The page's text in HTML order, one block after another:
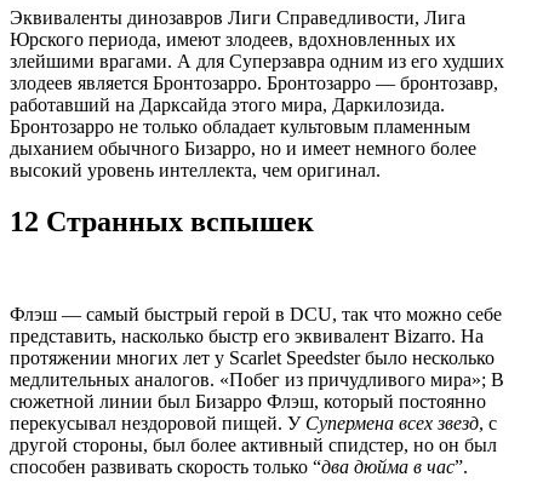
Эквиваленты динозавров Лиги Справедливости, Лига
Юрского периода, имеют злодеев, вдохновленных их
злейшими врагами. А для Суперзавра одним из его худших
злодеев является Бронтозарро. Бронтозарро — бронтозавр,
работавший на Дарксайда этого мира, Даркилозида.
Бронтозарро не только обладает культовым пламенным
дыханием обычного Бизарро, но и имеет немного более
высокий уровень интеллекта, чем оригинал.
12 Странных вспышек
Флэш — самый быстрый герой в DCU, так что можно себе
представить, насколько быстр его эквивалент Bizarro. На
протяжении многих лет у Scarlet Speedster было несколько
медлительных аналогов. «Побег из причудливого мира»; В
сюжетной линии был Бизарро Флэш, который постоянно
перекусывал нездоровой пищей. У Супермена всех звезд, с
другой стороны, был более активный спидстер, но он был
способен развивать скорость только “два дюйма в час”.